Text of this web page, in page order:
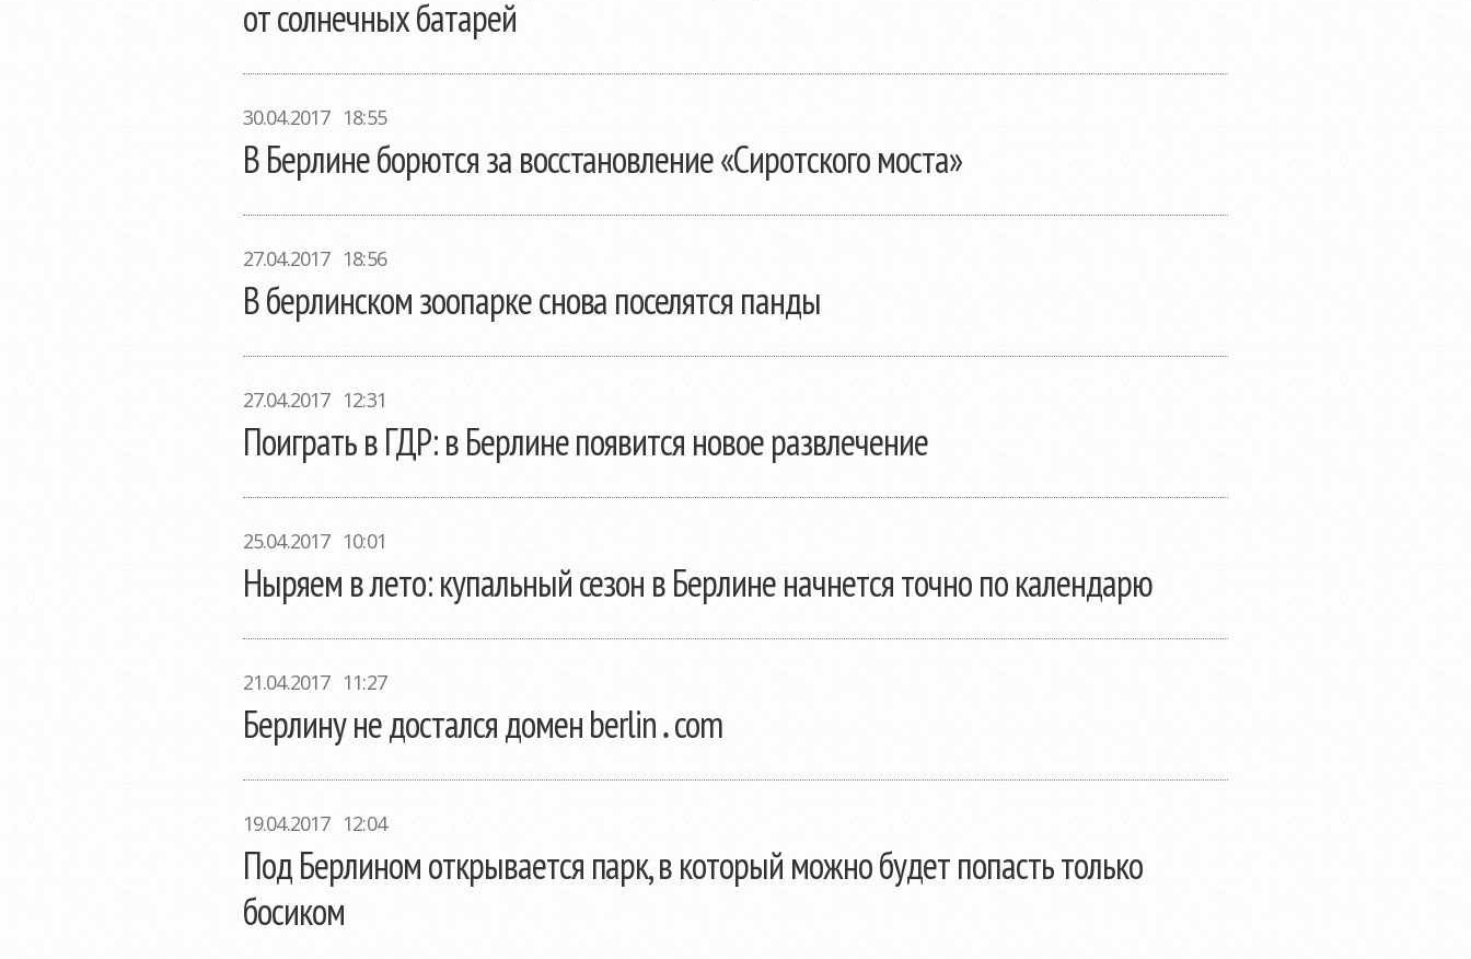
от солнечных батарей
30.04.2017 18:55
В Берлине борются за восстановление «Сиротского моста»
27.04.2017 18:56
В берлинском зоопарке снова поселятся панды
27.04.2017 12:31
Поиграть в ГДР: в Берлине появится новое развлечение
25.04.2017 10:01
Ныряем в лето: купальный сезон в Берлине начнется точно по календарю
21.04.2017 11:27
Берлину не достался домен berlin․com
19.04.2017 12:04
Под Берлином открывается парк, в который можно будет попасть только
босиком